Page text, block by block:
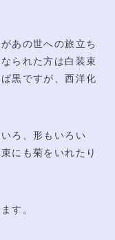
あの世への旅立ち
られた方は白装束
黒ですが、西洋化
ろ、形もいろい
にも菊をいれたり
す。